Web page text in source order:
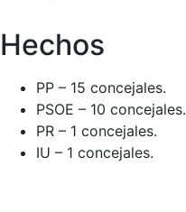
Hechos
PP – 15 concejales.
PSOE – 10 concejales.
PR – 1 concejales.
IU – 1 concejales.